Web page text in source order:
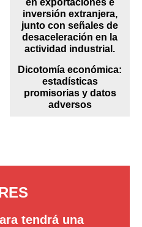
Dicotomía económica:
estadísticas
promisorias y datos
adversos
tendrá una